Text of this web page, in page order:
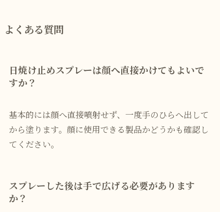
よくある質問
日焼け止めスプレーは顔へ直接かけてもよいで
すか？
基本的には顔へ直接噴射せず、一度手のひらへ出して
から塗ります。顔に使用できる製品かどうかも確認し
てください。
スプレーした後は手で広げる必要があります
か？